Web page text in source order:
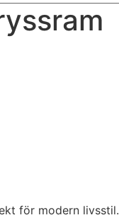
för modern livsstil.